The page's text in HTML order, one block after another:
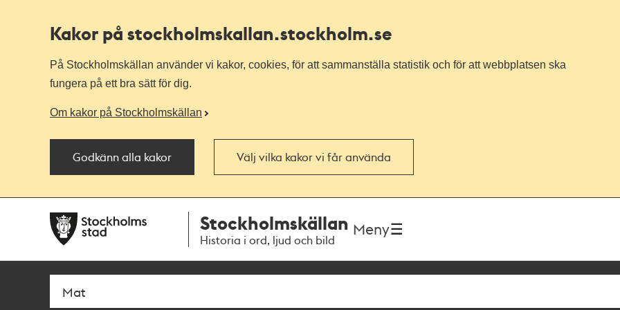
Kakor på stockholmskallan.stockholm.se
På Stockholmskällan använder vi kakor, cookies, för att sammanställa statistik och för att webbplatsen ska
fungera på ett bra sätt för dig.
Om kakor på Stockholmskällan
Godkänn alla kakor Välj vilka kakor vi får använda
navigationen
huvudinnehållet
Stockholmskällan
Historia i ord, ljud och bild
Meny
Sök